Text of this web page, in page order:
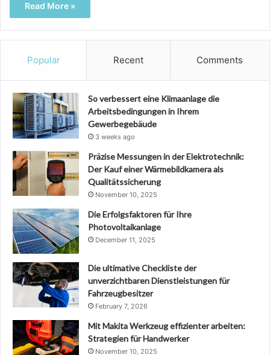
Read More »
Popular Recent Comments
So verbessert eine Klimaanlage die
Arbeitsbedingungen in Ihrem
Gewerbegebäude
3 weeks ago
Präzise Messungen in der Elektrotechnik:
Der Kauf einer Wärmebildkamera als
Qualitätssicherung
November 10, 2025
Die Erfolgsfaktoren für Ihre
Photovoltaikanlage
December 11, 2025
Die ultimative Checkliste der
unverzichtbaren Dienstleistungen für
Fahrzeugbesitzer
February 7, 2026
Mit Makita Werkzeug effizienter arbeiten:
Strategien für Handwerker
November 10, 2025